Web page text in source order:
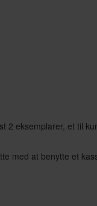
2 eksemplarer, et til
med at benytte et